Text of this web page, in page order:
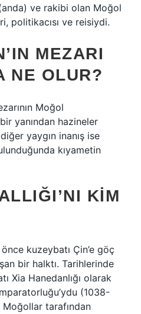
ve rakibi olan Moğol
politikacısı ve reisiydi.
MEZARI
NE OLUR?
Moğol
yanından hazineler
yaygın inanış ise
kıyametin
KIM
kuzeybatı Çin’e göç
bir halktı. Tarihlerinde
Xia Hanedanlığı olarak
(1038-
Moğollar tarafından